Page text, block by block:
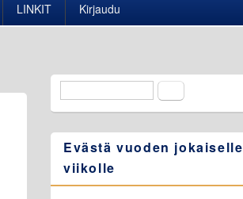
LINKIT Kirjaudu
HakulomakeEtsi
Evästä vuoden jokaiselle
viikolle